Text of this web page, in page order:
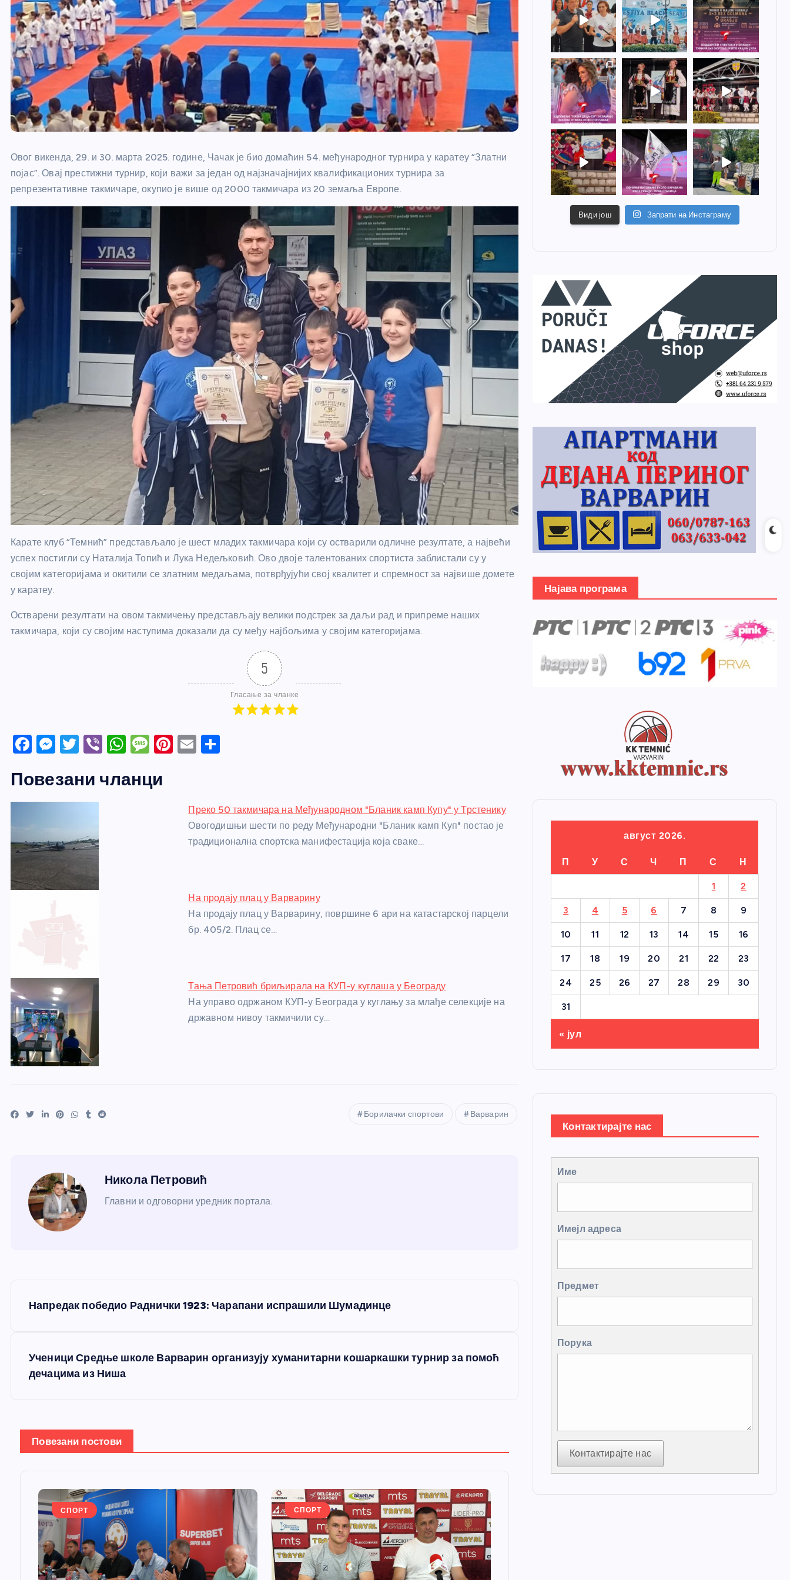
Овог викенда, 29. и 30. марта 2025. године, Чачак је био домаћин 54. међународног турнира у каратеу “Златни
појас”. Овај престижни турнир, који важи за један од најзначајнијих квалификационих турнира за
репрезентативне такмичаре, окупио је више од 2000 такмичара из 20 земаља Европе.
Карате клуб “Темнић” представљало је шест младих такмичара који су остварили одличне резултате, а највећи
успех постигли су Наталија Топић и Лука Недељковић. Ово двоје талентованих спортиста заблистали су у
својим категоријама и окитили се златним медаљама, потврђујући свој квалитет и спремност за највише домете
у каратеу.
Остварени резултати на овом такмичењу представљају велики подстрек за даљи рад и припреме наших
такмичара, који су својим наступима доказали да су међу најбољима у својим категоријама.
5
Гласање за чланке
F
c
e
b
o
o
k
M
ss
e
g
er
T
itt
er
Vi
er
W
at
M
ss
Pi
st
E
e
Повезани чланци
Преко 50 такмичара на Међународном "Бланик камп Купу" у Трстенику
Овогодишњи шести по реду Међународни "Бланик камп Куп" постао је
традиционална спортска манифестација која сваке…
На продају плац у Варварину
На продају плац у Варварину, површине 6 ари на катастарској парцели
бр. 405/2. Плац се…
Тања Петровић бриљирала на КУП-у куглаша у Београду
На управо одржаном КУП-у Београда у куглању за млађе селекције на
државном нивоу такмичили су…
Борилачки спортови Варварин
Никола Петровић
Главни и одговорни уредник портала.
а
њ
Напредак победио Раднички 1923: Чарапани испрашили Шумадинце
Ученици Средње школе Варварин организују хуманитарни кошаркашки турнир за помоћ
дечацима из Ниша
Повезани постови
СПОРТ СПОРТ
Види још Запрати на Инстаграму
Најава програма
август 2026.
П У С Ч П С Н
1 2
3 4 5 6 7 8 9
10 11 12 13 14 15 16
17 18 19 20 21 22 23
24 25 26 27 28 29 30
31
« јул
Контактирајте нас
Име
Имејл адреса
Предмет
Порука
Контактирајте нас